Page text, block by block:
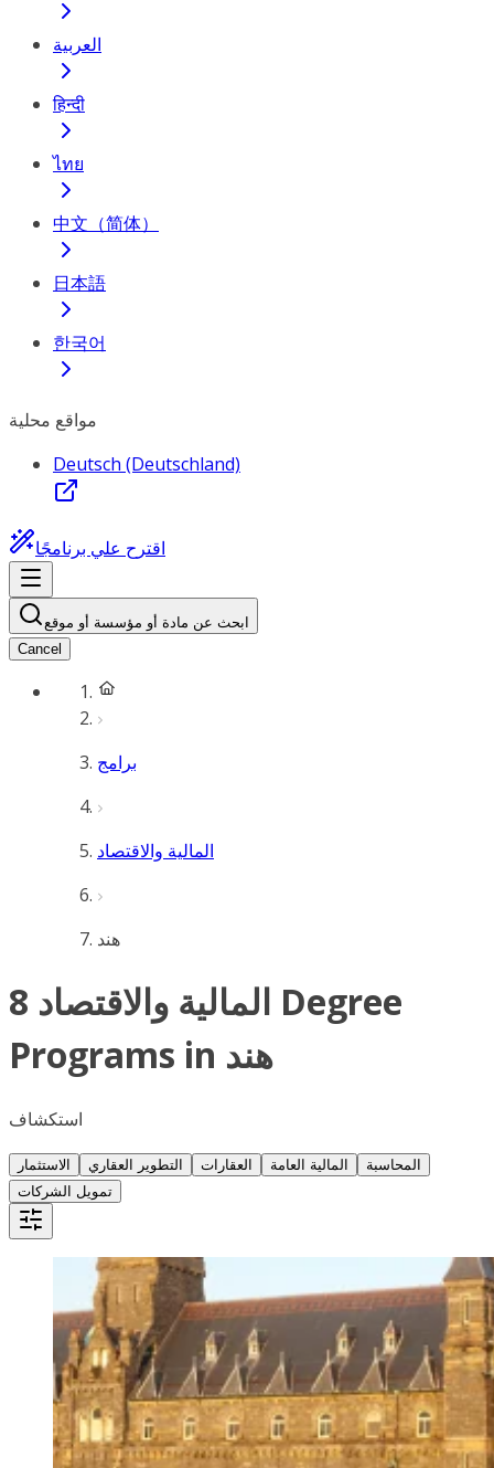
العربية
हिन्दी
ไทย
中文（简体）
日本語
한국어
مواقع محلية
Deutsch (Deutschland)
اقترح علي برنامجًا
ابحث عن مادة أو مؤسسة أو موقع
Cancel
برامج
المالية والاقتصاد
هند
8 المالية والاقتصاد Degree
Programs in هند
استكشاف
الاستثمار التطوير العقاري العقارات المالية العامة
المحاسبة
تمويل الشركات